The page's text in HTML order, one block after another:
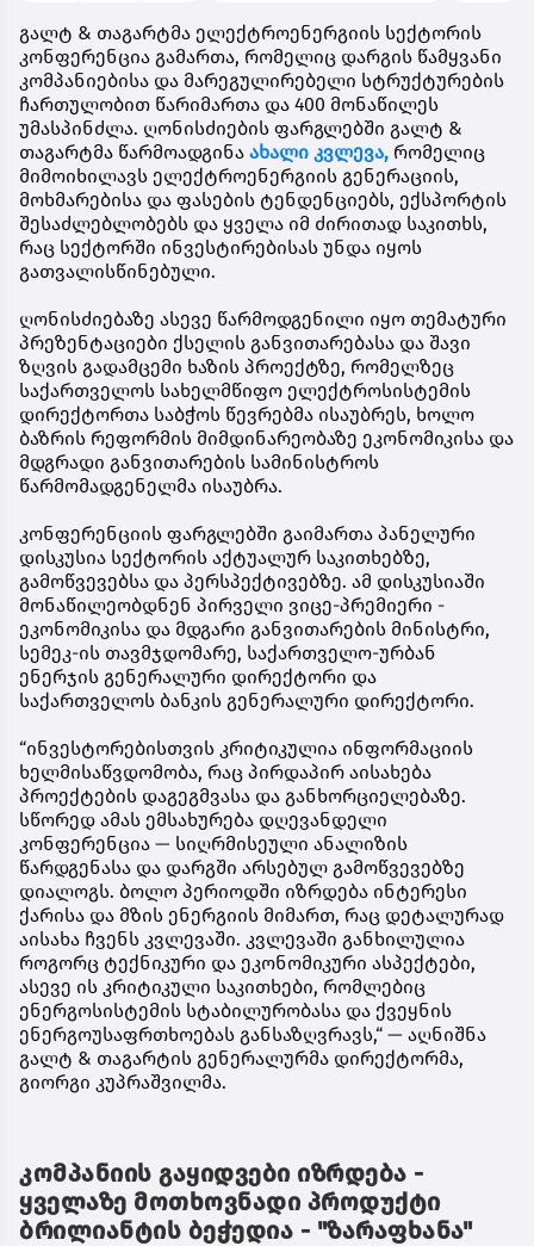
გალტ & თაგარტმა ელექტროენერგიის სექტორის
კონფერენცია გამართა, რომელიც დარგის წამყვანი
კომპანიებისა და მარეგულირებელი სტრუქტურების
ჩართულობით წარიმართა და 400 მონაწილეს
უმასპინძლა. ღონისძიების ფარგლებში გალტ &
თაგარტმა წარმოადგინა ახალი კვლევა, რომელიც
მიმოიხილავს ელექტროენერგიის გენერაციის,
მოხმარებისა და ფასების ტენდენციებს, ექსპორტის
შესაძლებლობებს და ყველა იმ ძირითად საკითხს,
რაც სექტორში ინვესტირებისას უნდა იყოს
გათვალისწინებული.
ღონისძიებაზე ასევე წარმოდგენილი იყო თემატური
პრეზენტაციები ქსელის განვითარებასა და შავი
ზღვის გადამცემი ხაზის პროექტზე, რომელზეც
საქართველოს სახელმწიფო ელექტროსისტემის
დირექტორთა საბჭოს წევრებმა ისაუბრეს, ხოლო
ბაზრის რეფორმის მიმდინარეობაზე ეკონომიკისა და
მდგრადი განვითარების სამინისტროს
წარმომადგენელმა ისაუბრა.
კონფერენციის ფარგლებში გაიმართა პანელური
დისკუსია სექტორის აქტუალურ საკითხებზე,
გამოწვევებსა და პერსპექტივებზე. ამ დისკუსიაში
მონაწილეობდნენ პირველი ვიცე-პრემიერი -
ეკონომიკისა და მდგარი განვითარების მინისტრი,
სემეკ-ის თავმჯდომარე, საქართველო-ურბან
ენერჯის გენერალური დირექტორი და
საქართველოს ბანკის გენერალური დირექტორი.
“ინვესტორებისთვის კრიტიკულია ინფორმაციის
ხელმისაწვდომობა, რაც პირდაპირ აისახება
პროექტების დაგეგმვასა და განხორციელებაზე.
სწორედ ამას ემსახურება დღევანდელი
კონფერენცია — სიღრმისეული ანალიზის
წარდგენასა და დარგში არსებულ გამოწვევებზე
დიალოგს. ბოლო პერიოდში იზრდება ინტერესი
ქარისა და მზის ენერგიის მიმართ, რაც დეტალურად
აისახა ჩვენს კვლევაში. კვლევაში განხილულია
როგორც ტექნიკური და ეკონომიკური ასპექტები,
ასევე ის კრიტიკული საკითხები, რომლებიც
ენერგოსისტემის სტაბილურობასა და ქვეყნის
ენერგოუსაფრთხოებას განსაზღვრავს,“ — აღნიშნა
გალტ & თაგარტის გენერალურმა დირექტორმა,
გიორგი კუპრაშვილმა.
კომპანიის გაყიდვები იზრდება -
ყველაზე მოთხოვნადი პროდუქტი
ბრილიანტის ბეჭედია - "ზარაფხანა"